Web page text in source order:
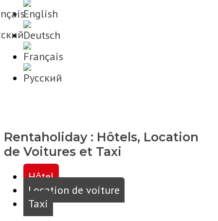
Rentaholiday : Hôtels, Location
de Voitures et Taxi
Hôtel
Location de voiture
Taxi